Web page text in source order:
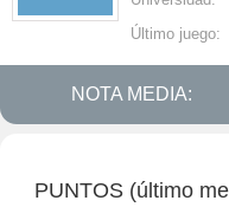
Último juego:
NOTA MEDIA:
PUNTOS (último